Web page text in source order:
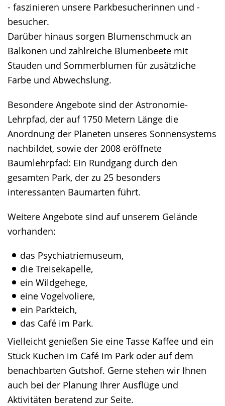
- faszinieren unsere Parkbesucherinnen und -
besucher.
Darüber hinaus sorgen Blumenschmuck an
Balkonen und zahlreiche Blumenbeete mit
Stauden und Sommerblumen für zusätzliche
Farbe und Abwechslung.
Besondere Angebote sind der Astronomie-
Lehrpfad, der auf 1750 Metern Länge die
Anordnung der Planeten unseres Sonnensystems
nachbildet, sowie der 2008 eröffnete
Baumlehrpfad: Ein Rundgang durch den
gesamten Park, der zu 25 besonders
interessanten Baumarten führt.
Weitere Angebote sind auf unserem Gelände
vorhanden:
das Psychiatriemuseum,
die Treisekapelle,
ein Wildgehege,
eine Vogelvoliere,
ein Parkteich,
das Café im Park.
Vielleicht genießen Sie eine Tasse Kaffee und ein
Stück Kuchen im Café im Park oder auf dem
benachbarten Gutshof. Gerne stehen wir Ihnen
auch bei der Planung Ihrer Ausflüge und
Aktivitäten beratend zur Seite.